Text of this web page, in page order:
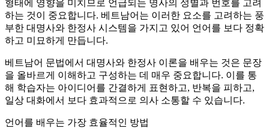
형태에 영향을 미치므로 언급되는 명사의 성별과 번호를 고려
하는 것이 중요합니다. 베트남어는 이러한 요소를 고려하는 풍
부한 대명사와 한정사 시스템을 가지고 있어 언어를 보다 정확
하고 미묘하게 만듭니다.
베트남어 문법에서 대명사와 한정사 이론을 배우는 것은 문장
을 올바르게 이해하고 구성하는 데 매우 중요합니다. 이를 통
해 학습자는 아이디어를 간결하게 표현하고, 반복을 피하고,
일상 대화에서 보다 효과적으로 의사 소통할 수 있습니다.
언어를 배우는 가장 효율적인 방법